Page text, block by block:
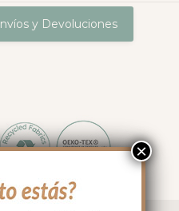
y Devoluciones
×